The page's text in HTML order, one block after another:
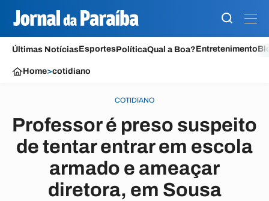
Últimas NotíciasEsportesPolíticaQual a Boa?Entretenimento
Home>cotidiano
COTIDIANO
Professor é preso suspeito
de tentar entrar em escola
armado e ameaçar
diretora, em Sousa